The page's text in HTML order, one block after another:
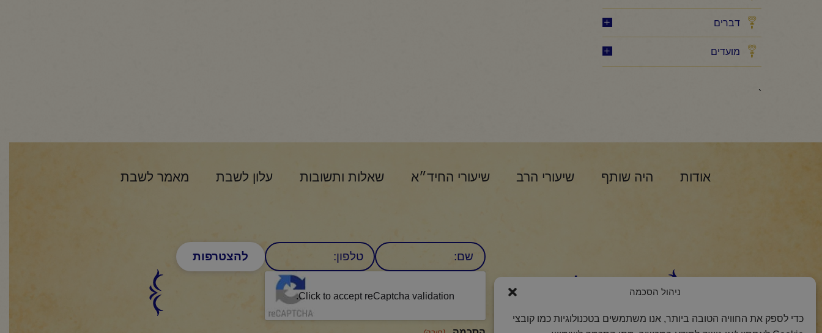
ניהול הסכמה
כדי לספק את החוויה הטובה ביותר, אנו משתמשים בטכנולוגיות כמו קובצי
דברים
מועדים
`
אודות היה שותף שיעורי הרב שיעורי החיד״א שאלות ותשובות עלון לשבת מאמר לשבת
הצטרפות למסר היומי
שם טלפון:
Click to accept reCaptcha validation.